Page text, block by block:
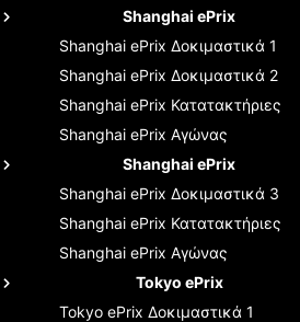
Shanghai ePrix
Shanghai ePrix Δοκιμαστικά 1
Shanghai ePrix Δοκιμαστικά 2
Shanghai ePrix Κατατακτήριες
Shanghai ePrix Αγώνας
Shanghai ePrix
Shanghai ePrix Δοκιμαστικά 3
Shanghai ePrix Κατατακτήριες
Shanghai ePrix Αγώνας
Tokyo ePrix
Tokyo ePrix Δοκιμαστικά 1